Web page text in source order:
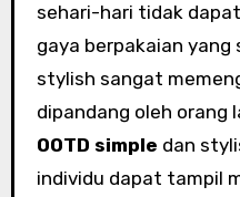
sehari-hari tidak
gaya berpakaian
stylish sangat
dipandang oleh orang
OOTD simple dan
individu dapat tampil